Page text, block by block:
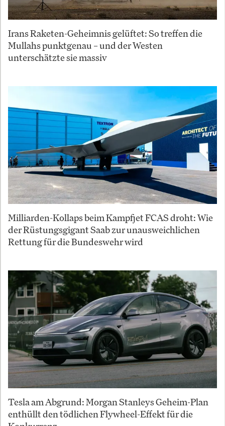
Irans Raketen-Geheimnis gelüftet: So treffen die
Mullahs punktgenau – und der Westen
unterschätzte sie massiv
Milliarden-Kollaps beim Kampfjet FCAS droht: Wie
der Rüstungsgigant Saab zur unausweichlichen
Rettung für die Bundeswehr wird
Tesla am Abgrund: Morgan Stanleys Geheim-Plan
enthüllt den tödlichen Flywheel-Effekt für die